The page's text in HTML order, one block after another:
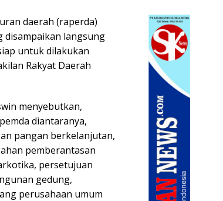
daerah (raperda)
disampaikan langsung
untuk dilakukan
Rakyat Daerah
menyebutkan,
diantaranya,
pangan berkelanjutan,
pemberantasan
persetujuan
gedung,
perusahaan umum